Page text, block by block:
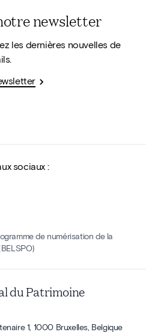
newsletter
les dernières nouvelles de
sociaux :
de numérisation de la
du Patrimoine
1, 1000 Bruxelles, Belgique